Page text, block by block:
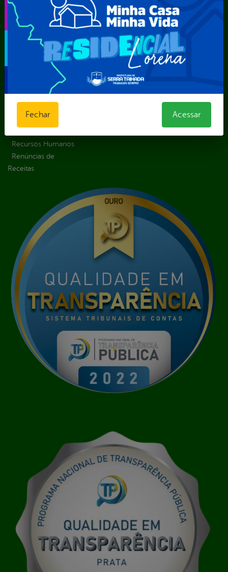
Estrutura
Organizacional
LGPD e Governo
Obras Públicas
Prestação de Contas
Recursos Humanos
Renúncias de
Receitas
Recurso
Solicitar um
Transporte
Escolar
Fechar Acessar